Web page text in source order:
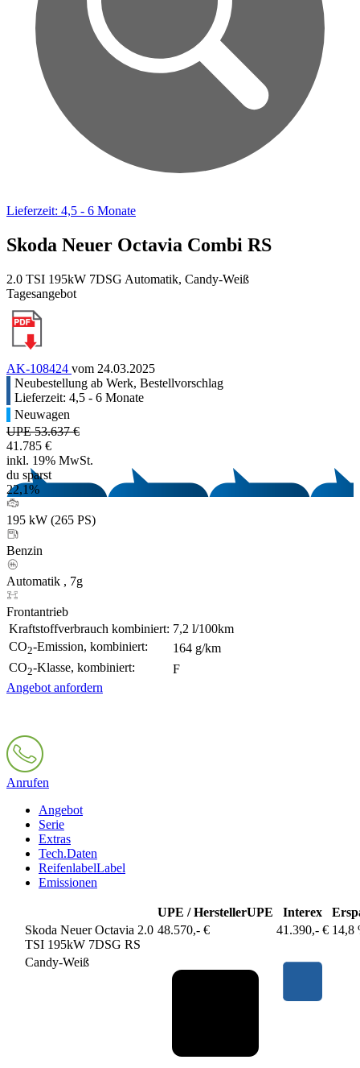
Lieferzeit: 4,5 - 6 Monate
Skoda Neuer Octavia Combi RS
2.0 TSI 195kW 7DSG Automatik, Candy-Weiß
Tagesangebot
AK-108424 vom 24.03.2025
Neubestellung ab Werk, Bestellvorschlag
Lieferzeit: 4,5 - 6 Monate
Neuwagen
UPE 53.637 €
41.785 €
inkl. 19% MwSt.
du sparst
22,1%
195 kW (265 PS)
Benzin
Automatik , 7g
Frontantrieb
Kraftstoffverbrauch kombiniert: 7,2 l/100km
CO2-Emission, kombiniert:
164 g/km
CO2-Klasse, kombiniert:
F
Angebot anfordern
Anrufen
Angebot
Serie
Extras
Tech.Daten
ReifenlabelLabel
Emissionen
UPE / HerstellerUPE Interex
Skoda Neuer Octavia 2.0
TSI 195kW 7DSG RS
48.570,- € 41.390,- € 14,8
Candy-Weiß